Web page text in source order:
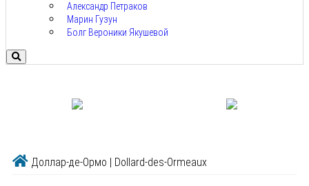
Александр Петраков
Марин Гузун
Болг Вероники Якушевой
Доллар-де-Ормо | Dollard-des-Ormeaux